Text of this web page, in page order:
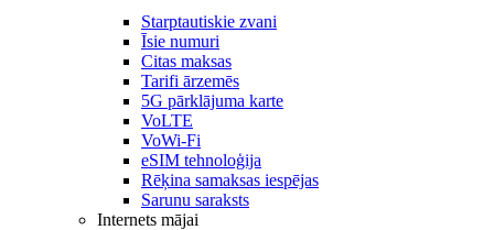
Starptautiskie zvani
Īsie numuri
Citas maksas
Tarifi ārzemēs
5G pārklājuma karte
VoLTE
VoWi-Fi
eSIM tehnoloģija
Rēķina samaksas iespējas
Sarunu saraksts
Internets mājai